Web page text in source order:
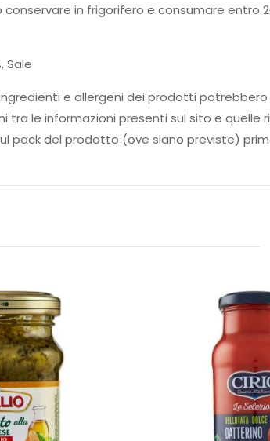
in frigorifero e consumare entro
Sale
ingredienti e allergeni dei prodotti
tra le informazioni presenti sul sito e
pack del prodotto (ove siano previste)